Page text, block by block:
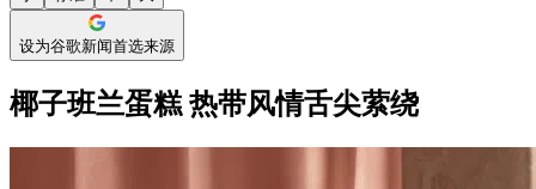
设为谷歌新闻首选来源
椰子班兰蛋糕 热带风情舌尖萦绕